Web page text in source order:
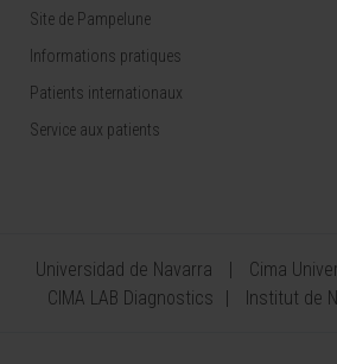
Site de Pampelune
Informations pratiques
Patients internationaux
Service aux patients
Universidad de Navarra
Cima
CIMA LAB Diagnostics
Institut de